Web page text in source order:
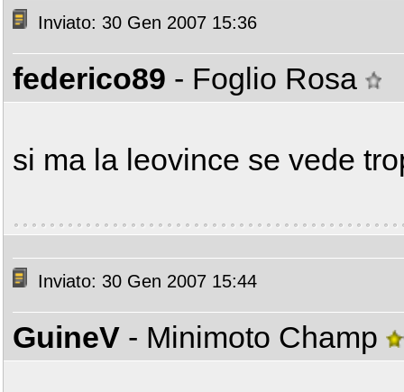
Inviato: 30 Gen 2007 15:36
federico89 - Foglio Rosa
si ma la leovince se vede
Inviato: 30 Gen 2007 15:44
GuineV - Minimoto Champ